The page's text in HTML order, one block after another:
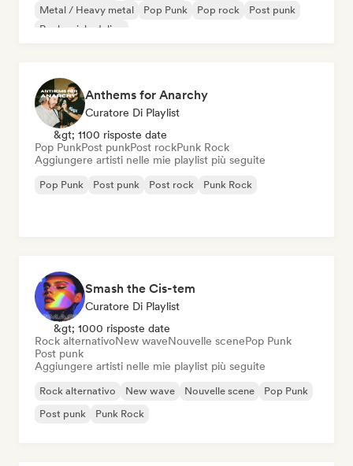
Metal / Heavy metal
Pop Punk Pop rock
Post punk
Rock psichedelico
Anthems for Anarchy
Curatore Di Playlist
&gt; 1100 risposte date
Pop PunkPost punkPost rockPunk Rock
Aggiungere artisti nelle mie playlist più seguite
Pop Punk Post punk Post rock Punk Rock
Smash the Cis-tem
Curatore Di Playlist
&gt; 1000 risposte date
Rock alternativoNew waveNouvelle scenePop Punk
Post punk
Aggiungere artisti nelle mie playlist più seguite
Rock alternativo New wave Nouvelle scene
Pop Punk
Post punk
Punk Rock